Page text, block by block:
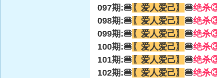
097期:🍔 〖爱人爱己〗 🍔绝杀
098期:🍔 〖爱人爱己〗 🍔绝杀
099期:🍔 〖爱人爱己〗 🍔绝杀
100期:🍔 〖爱人爱己〗 🍔绝杀
101期:🍔 〖爱人爱己〗 🍔绝杀
102期:🍔 〖爱人爱己〗 🍔绝杀